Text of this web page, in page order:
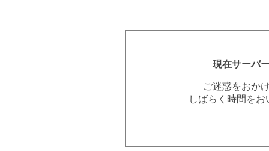
現在サーバ
ご迷惑をおか
しばらく時間を